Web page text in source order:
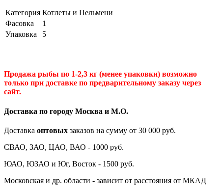
Категория Котлеты и Пельмени
Фасовка
1
Упаковка
5
Продажа рыбы по 1-2,3 кг (менее упаковки) возможно
только при доставке по предварительному заказу через
сайт.
Доставка по городу Москва и М.О.
Доставка оптовых заказов на сумму от 30 000 руб.
СВАО, ЗАО, ЦАО, ВАО - 1000 руб.
ЮАО, ЮЗАО и Юг, Восток - 1500 руб.
Московская и др. области - зависит от расстояния от МКАД